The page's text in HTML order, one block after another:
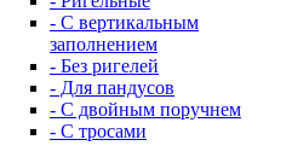
- С вертикальным
заполнением
- Без ригелей
- Для пандусов
- С двойным поручнем
- С тросами